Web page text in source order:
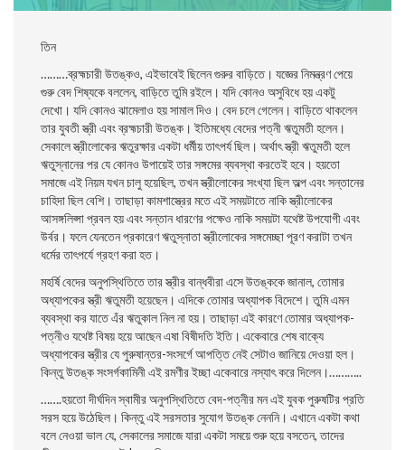
তিন
………ব্রহ্মচারী উতঙ্কও, এইভাবেই ছিলেন গুরুর বাড়িতে। যজ্ঞের নিমন্ত্রণ পেয়ে
গুরু বেদ শিষ্যকে বললেন, বাড়িতে তুমি রইলে। যদি কোনও অসুবিধে হয় একটু
দেখাে। যদি কোনও ঝামেলাও হয় সামাল দিও। বেদ চলে গেলেন। বাড়িতে থাকলেন
তার যুবতী স্ত্রী এবং ব্রহ্মচারী উতঙ্ক। ইতিমধ্যে বেদের পত্নী ঋতুমতী হলেন।
সেকালে স্ত্রীলােকের ঋতুরক্ষার একটা ধর্মীয় তাৎপর্য ছিল। অর্থাৎ স্ত্রী ঋতুমতী হলে
ঋতুস্নানের পর যে কোনও উপায়েই তার সঙ্গমের ব্যবস্থা করতেই হবে। হয়তাে
সমাজে এই নিয়ম যখন চালু হয়েছিল, তখন স্ত্রীলােকের সংখ্যা ছিল অল্প এবং সন্তানের
চাহিদা ছিল বেশি। তাছাড়া কামশাস্ত্রের মতে এই সময়টাতে নাকি স্ত্রীলােকের
আসঙ্গলিপ্সা প্রবল হয় এবং সন্তান ধারণের পক্ষেও নাকি সময়টা যথেষ্ট উপযােগী এবং
উর্বর। ফলে যেনতেন প্রকারেণ ঋতুস্নাতা স্ত্রীলােকের সঙ্গমেচ্ছা পূরণ করাটা তখন
ধর্মের তাৎপর্যে গ্রহণ করা হত।
মহর্ষি বেদের অনুপস্থিতিতে তার স্ত্রীর বান্ধবীরা এসে উতঙ্ককে জানাল, তােমার
অধ্যাপকের স্ত্রী ঋতুমতী হয়েছেন। এদিকে তােমার অধ্যাপক বিদেশে। তুমি এমন
ব্যবস্থা কর যাতে এঁর ঋতুকাল নিল না হয়। তাছাড়া এই কারণে তােমার অধ্যাপক-
পত্নীও যথেষ্ট বিষয় হয়ে আছেন এষা বিষীদতি ইতি। একেবারে শেষ বাক্যে
অধ্যাপকের স্ত্রীর যে পুরুষান্তর-সংসর্গে আপত্তি নেই সেটাও জানিয়ে দেওয়া হল।
কিন্তু উতঙ্ক সংসর্গকামিনী এই রমণীর ইচ্ছা একেবারে নস্যাৎ করে দিলেন।………..
…….হয়তাে দীর্ঘদিন স্বামীর অনুপস্থিতিতে বেদ-পত্নীর মন এই যুবক পুরুষটির প্রতি
সরস হয়ে উঠেছিল। কিন্তু এই সরসতার সুযােগ উতঙ্ক নেননি। এখানে একটা কথা
বলে নেওয়া ভাল যে, সেকালের সমাজে যারা একটা সময়ে শুরু হয়ে বসতেন, তাদের